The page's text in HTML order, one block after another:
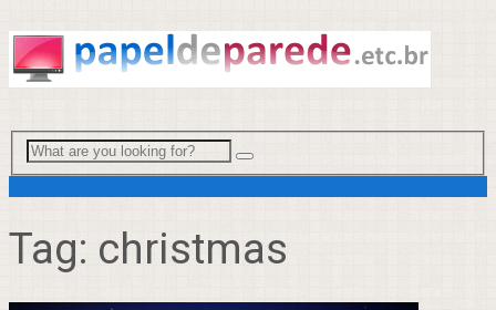
Tag: christmas